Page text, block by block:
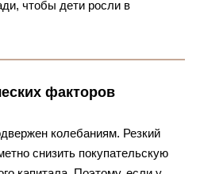
чтобы дети росли в
факторов
колебаниям. Резкий
снизить покупательскую